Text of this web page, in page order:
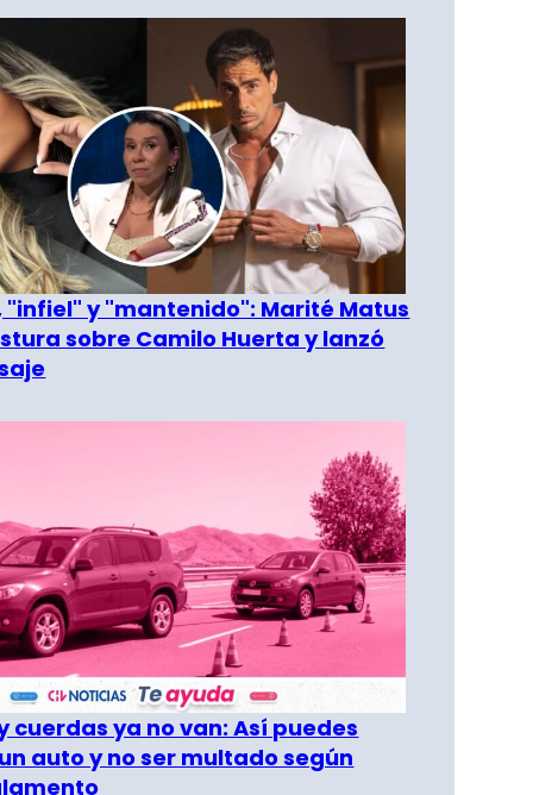
"infiel" y "mantenido": Marité Matus
sobre Camilo Huerta y lanzó
cuerdas ya no van: Así puedes
auto y no ser multado según